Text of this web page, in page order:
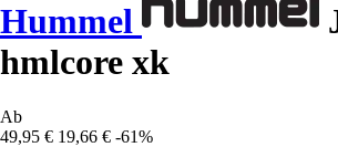
Hummel
hmlcore xk
Ab
49,95 € 19,66 € -61%